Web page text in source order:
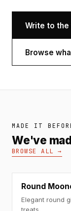
Write to
Browse
MADE IT
We've
BROWSE ALL →
Round
Elegant round